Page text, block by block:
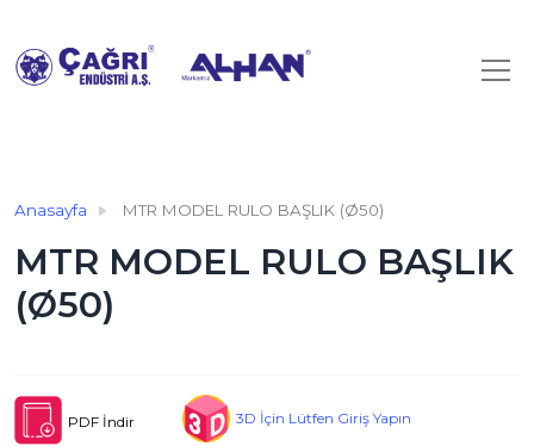
Anasayfa MTR MODEL RULO BAŞLIK (Ø50)
MTR MODEL RULO BAŞLIK
(Ø50)
PDF İndir 3D İçin Lütfen Giriş Yapın